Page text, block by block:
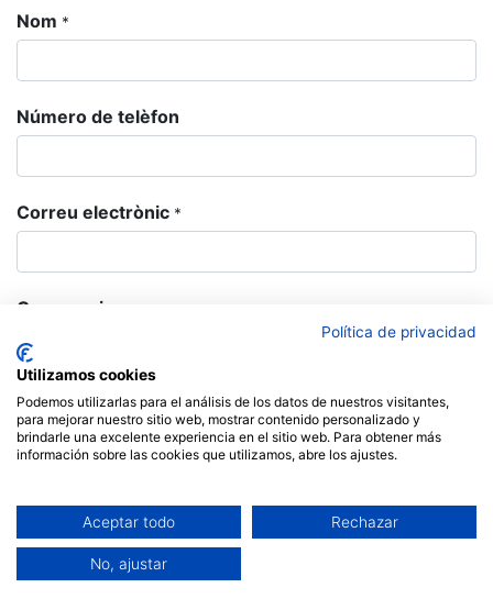
Nom *
Número de telèfon
Correu electrònic *
Companyia
Assumpte *
Política de privacidad
Utilizamos cookies
Podemos utilizarlas para el análisis de los datos de nuestros visitantes,
para mejorar nuestro sitio web, mostrar contenido personalizado y
brindarle una excelente experiencia en el sitio web. Para obtener más
información sobre las cookies que utilizamos, abre los ajustes.
Aceptar todo Rechazar
No, ajustar